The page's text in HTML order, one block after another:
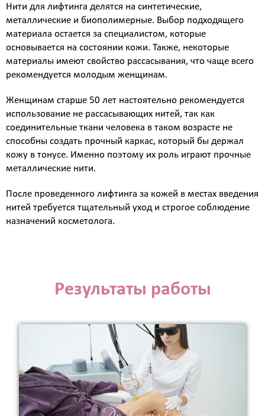
Нити для лифтинга делятся на синтетические,
металлические и биополимерные. Выбор подходящего
материала остается за специалистом, которые
основывается на состоянии кожи. Также, некоторые
материалы имеют свойство рассасывания, что чаще всего
рекомендуется молодым женщинам.
Женщинам старше 50 лет настоятельно рекомендуется
использование не рассасывающих нитей, так как
соединительные ткани человека в таком возрасте не
способны создать прочный каркас, который бы держал
кожу в тонусе. Именно поэтому их роль играют прочные
металлические нити.
После проведенного лифтинга за кожей в местах введения
нитей требуется тщательный уход и строгое соблюдение
назначений косметолога.
Результаты работы